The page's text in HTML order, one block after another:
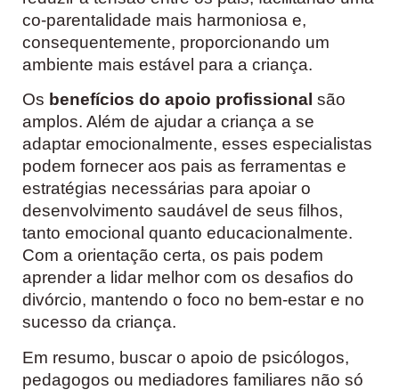
co-parentalidade mais harmoniosa e,
consequentemente, proporcionando um
ambiente mais estável para a criança.
Os benefícios do apoio profissional são
amplos. Além de ajudar a criança a se
adaptar emocionalmente, esses especialistas
podem fornecer aos pais as ferramentas e
estratégias necessárias para apoiar o
desenvolvimento saudável de seus filhos,
tanto emocional quanto educacionalmente.
Com a orientação certa, os pais podem
aprender a lidar melhor com os desafios do
divórcio, mantendo o foco no bem-estar e no
sucesso da criança.
Em resumo, buscar o apoio de psicólogos,
pedagogos ou mediadores familiares não só